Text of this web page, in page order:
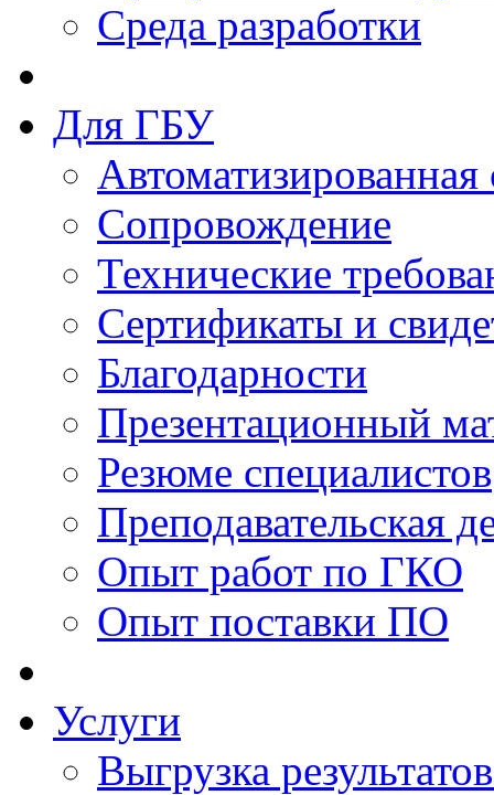
Среда разработки
Для ГБУ
Сопровождение
Технические
Сертификаты и
Благодарности
Презентационный
Резюме специалистов
Преподавательская
Опыт работ по ГКО
Опыт поставки ПО
Услуги
Выгрузка